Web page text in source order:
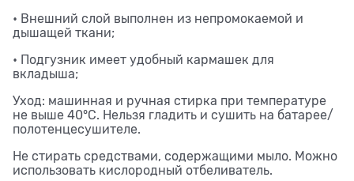
• Внешний слой выполнен из непромокаемой и
дышащей ткани;
• Подгузник имеет удобный кармашек для
вкладыша;
Уход: машинная и ручная стирка при температуре
не выше 40°C. Нельзя гладить и сушить на батарее/
полотенцесушителе.
Не стирать средствами, содержащими мыло. Можно
использовать кислородный отбеливатель.